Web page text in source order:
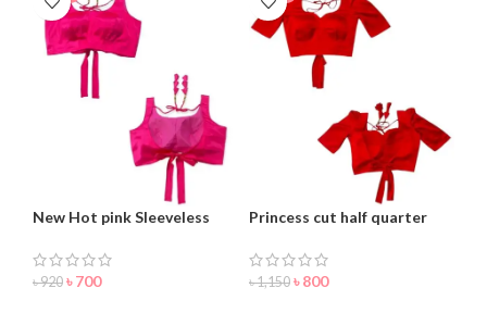
New Hot pink Sleeveless
৳920 ৳700
Princess cut half quarter
৳1,150 ৳800